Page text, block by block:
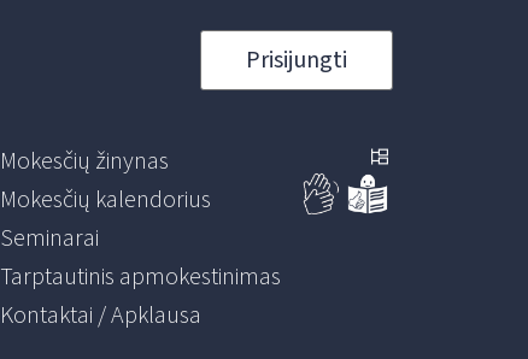
Prisijungti
Mokesčių žinynas
Mokesčių kalendorius
Seminarai
Tarptautinis apmokestinimas
Kontaktai / Apklausa